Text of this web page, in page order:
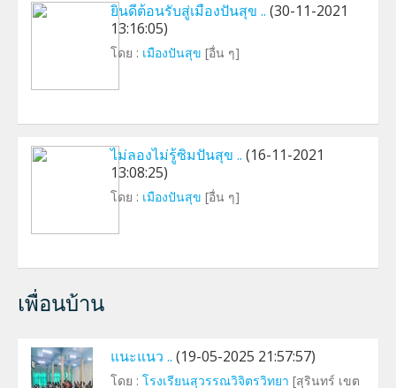
ยินดีต้อนรับสู่เมืองปันสุข .. (30-11-2021
13:16:05)
โดย : เมืองปันสุข [อื่น ๆ]
ไม่ลองไม่รู้ซิมปันสุข .. (16-11-2021
13:08:25)
โดย : เมืองปันสุข [อื่น ๆ]
เพื่อนบ้าน
แนะแนว .. (19-05-2025 21:57:57)
โดย : โรงเรียนสุวรรณวิจิตรวิทยา [สุรินทร์ เขต